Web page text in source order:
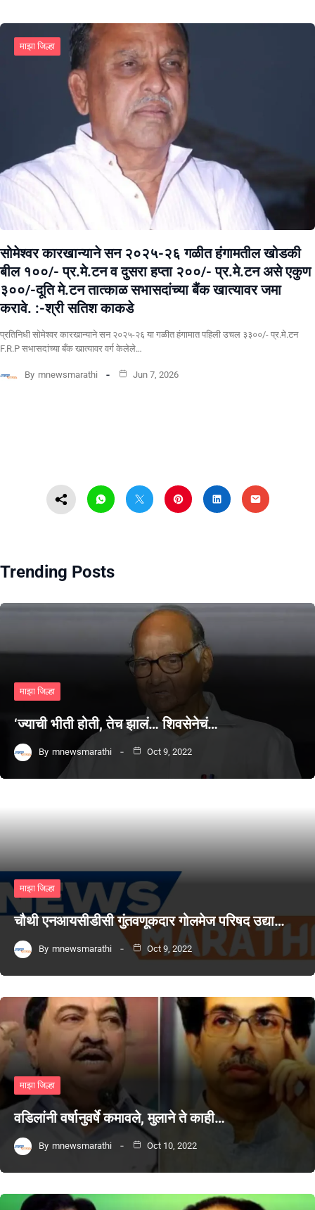
माझा जिल्हा
सोमेश्वर कारखान्याने सन २०२५-२६ गळीत हंगामतील खोडकी
बील १००/- प्र.मे.टन व दुसरा हप्ता २००/- प्र.मे.टन असे एकुण
३००/-दूति मे.टन तात्काळ सभासदांच्या बैंक खात्यावर जमा
करावे. :-श्री सतिश काकडे
प्रतिनिधी सोमेश्वर कारखान्याने सन २०२५-२६ या गळीत हंगामात पहिली उचल ३३००/- प्र.मे.टन
F.R.P सभासदांच्या बँक खात्यावर वर्ग केलेले…
By mnewsmarathi Jun 7, 2026
Trending Posts
माझा जिल्हा
‘ज्याची भीती होती, तेच झालं… शिवसेनेचं…
By mnewsmarathi Oct 9, 2022
माझा जिल्हा
चौथी एनआयसीडीसी गुंतवणूकदार गोलमेज परिषद उद्या…
By mnewsmarathi Oct 9, 2022
माझा जिल्हा
वडिलांनी वर्षानुवर्षे कमावले, मुलाने ते काही…
By mnewsmarathi Oct 10, 2022